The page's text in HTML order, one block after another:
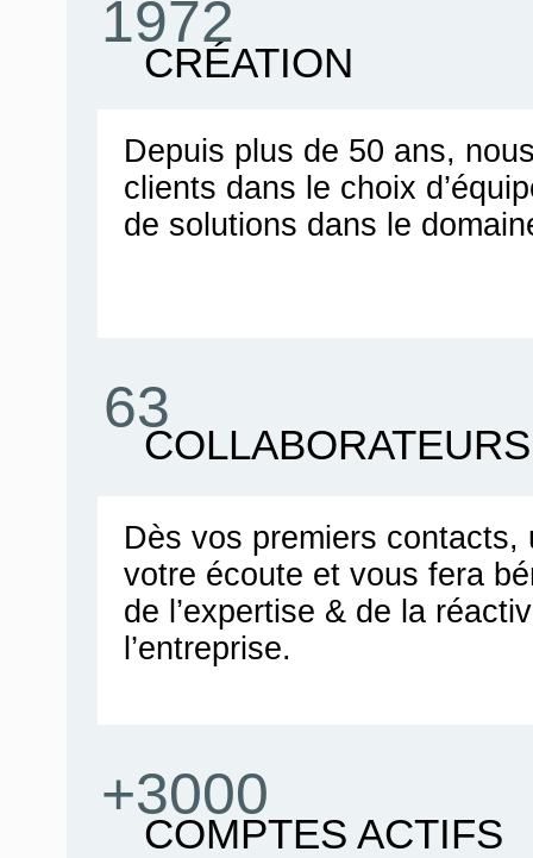
1972
+3000
63
CRÉATION
COLLABORATEURS
Dès vos premiers contacts,
votre écoute et vous fera
de l’expertise & de la
l’entreprise.
Depuis plus de 50 ans,
clients dans le choix
de solutions dans le
COMPTES ACTIFS